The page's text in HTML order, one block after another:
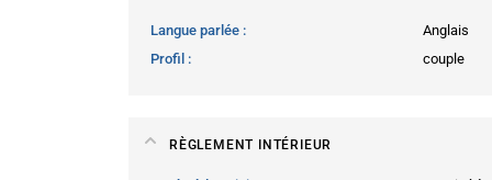
Langue parlée
Anglais
Profil
couple
RÈGLEMENT INTÉRIEUR